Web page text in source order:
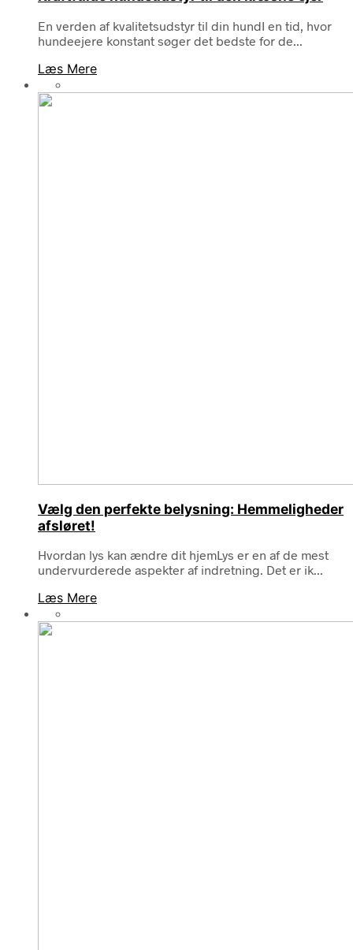
En verden af kvalitetsudstyr til din hundI en tid, hvor
hundeejere konstant søger det bedste for de...
Læs Mere
Vælg den perfekte belysning: Hemmeligheder
afsløret!
Hvordan lys kan ændre dit hjemLys er en af de mest
undervurderede aspekter af indretning. Det er ik...
Læs Mere